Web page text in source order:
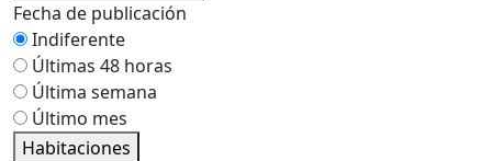
Fecha de publicación
Indiferente
Últimas 48 horas
Última semana
Último mes
Habitaciones